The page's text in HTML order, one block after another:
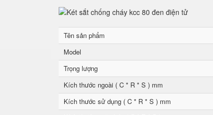
Tên sản phẩm
Model
Trọng lượng
Kích thước ngoài ( C * R * S ) mm
Kích thước sử dụng ( C * R * S ) mm